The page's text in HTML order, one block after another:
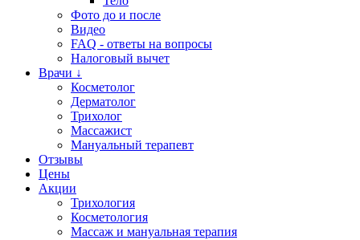
Фото до и после
Видео
FAQ - ответы на вопросы
Налоговый вычет
Врачи ↓
Косметолог
Дерматолог
Трихолог
Массажист
Мануальный терапевт
Отзывы
Цены
Акции
Трихология
Косметология
Массаж и мануальная терапия